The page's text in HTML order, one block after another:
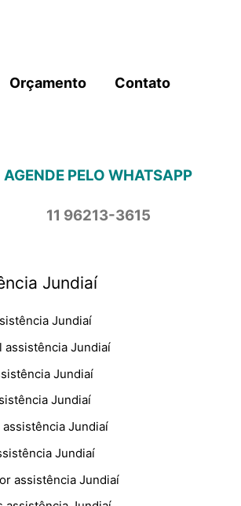
Orçamento Contato
AGENDE PELO WHATSAPP
11 96213-3615
Jundiaí
Jundiaí
assistência Jundiaí
Jundiaí
Jundiaí
assistência Jundiaí
Jundiaí
assistência Jundiaí